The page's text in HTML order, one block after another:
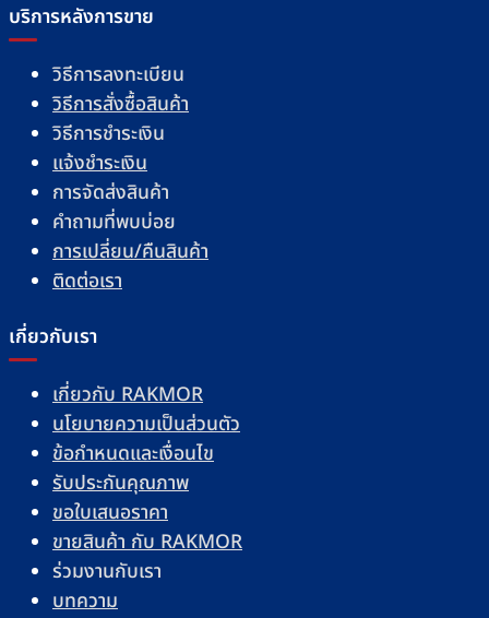
บริการหลังการขาย
วิธีการลงทะเบียน
วิธีการสั่งซื้อสินค้า
วิธีการชำระเงิน
แจ้งชำระเงิน
การจัดส่งสินค้า
คำถามที่พบบ่อย
การเปลี่ยน/คืนสินค้า
ติดต่อเรา
เกี่ยวกับเรา
เกี่ยวกับ RAKMOR
นโยบายความเป็นส่วนตัว
ข้อกำหนดและเงื่อนไข
รับประกันคุณภาพ
ขอใบเสนอราคา
ขายสินค้า กับ RAKMOR
ร่วมงานกับเรา
บทความ